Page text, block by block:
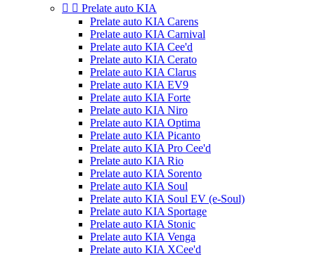
  Prelate auto KIA
Prelate auto KIA Carens
Prelate auto KIA Carnival
Prelate auto KIA Cee'd
Prelate auto KIA Cerato
Prelate auto KIA Clarus
Prelate auto KIA EV9
Prelate auto KIA Forte
Prelate auto KIA Niro
Prelate auto KIA Optima
Prelate auto KIA Picanto
Prelate auto KIA Pro Cee'd
Prelate auto KIA Rio
Prelate auto KIA Sorento
Prelate auto KIA Soul
Prelate auto KIA Soul EV (e-Soul)
Prelate auto KIA Sportage
Prelate auto KIA Stonic
Prelate auto KIA Venga
Prelate auto KIA XCee'd